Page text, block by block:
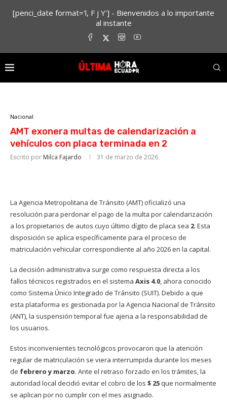
[penci_date format='l, F j Y'] - Bienvenidos a lo importante
al instante
Nacional
AMT exonera multas de calendarización a
vehículos con placa terminada en 2
Escrito por Milca Fajardo 31 de marzo de 2026
La Agencia Metropolitana de Tránsito (AMT) oficializó una
resolución para perdonar el pago de la multa por calendarización
a los propietarios de autos cuyo último dígito de placa sea 2. Esta
disposición se aplica específicamente para el proceso de
matriculación vehicular correspondiente al año 2026 en la capital.
La decisión administrativa surge como respuesta directa a los
fallos técnicos registrados en el sistema Axis 4.0, ahora conocido
como Sistema Único Integrado de Tránsito (SUIT). Debido a que
esta plataforma es gestionada por la Agencia Nacional de Tránsito
(ANT), la suspensión temporal fue ajena a la responsabilidad de
los usuarios.
Estos inconvenientes tecnológicos provocaron que la atención
regular de matriculación se viera interrumpida durante los meses
de febrero y marzo. Ante el retraso forzado en los trámites, la
autoridad local decidió evitar el cobro de los $ 25que normalmente
se aplican por no cumplir con el mes asignado.